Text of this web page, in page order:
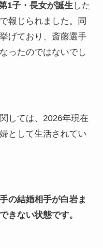
1子・長女が誕生した
報じられました。同
げており、斎藤選手
ったのではないでし
しては、2026年現在
として生活されてい
の結婚相手が白岩ま
きない状態です。